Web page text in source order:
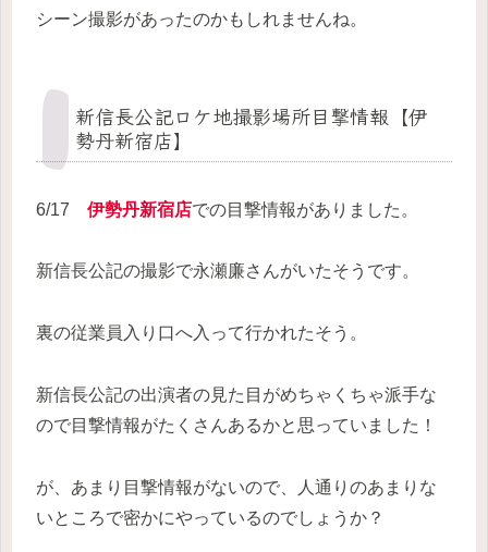
シーン撮影があったのかもしれませんね。
新信長公記ロケ地撮影場所目撃情報【伊
勢丹新宿店】
6/17 伊勢丹新宿店での目撃情報がありました。
新信長公記の撮影で永瀬廉さんがいたそうです。
裏の従業員入り口へ入って行かれたそう。
新信長公記の出演者の見た目がめちゃくちゃ派手な
ので目撃情報がたくさんあるかと思っていました！
が、あまり目撃情報がないので、人通りのあまりな
いところで密かにやっているのでしょうか？